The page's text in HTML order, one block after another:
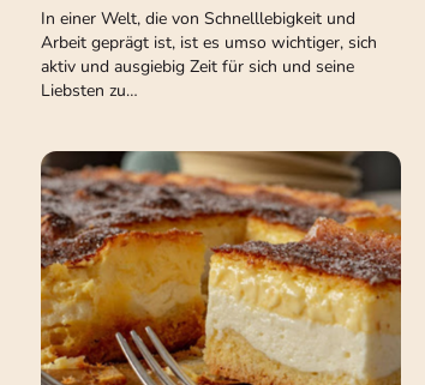
In einer Welt, die von Schnelllebigkeit und
Arbeit geprägt ist, ist es umso wichtiger, sich
aktiv und ausgiebig Zeit für sich und seine
Liebsten zu…